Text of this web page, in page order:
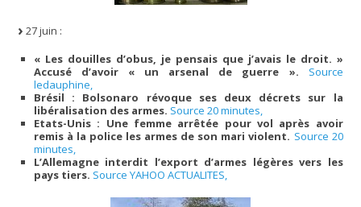
27 juin :
« Les douilles d’obus, je pensais que j’avais le droit. »
Accusé d’avoir « un arsenal de guerre ». Source
ledauphine,
Brésil : Bolsonaro révoque ses deux décrets sur la
libéralisation des armes. Source 20 minutes,
Etats-Unis : Une femme arrêtée pour vol après avoir
remis à la police les armes de son mari violent. Source 20
minutes,
L’Allemagne interdit l’export d’armes légères vers les
pays tiers. Source YAHOO ACTUALITES,